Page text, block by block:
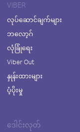
VIBER
လုပ်ဆောင်ချက်များ
ဘလော့ဂ်
လုံခြုံရေး
Viber Out
နှုန်းထားများ
ပံ့ပိုးမှု
ဒေါင်းလုတ်